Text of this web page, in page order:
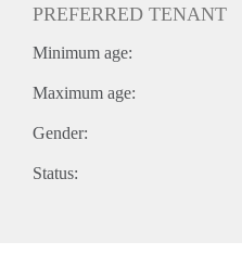
PREFERRED TENANT
Minimum age:
Maximum age:
Gender:
Status: